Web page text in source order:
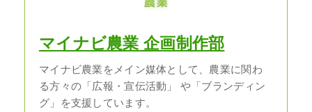
マイナビ農業 企画制作部
マイナビ農業をメイン媒体として、農業に関わ
る方々の「広報・宣伝活動」 や「ブランディン
グ」を支援しています。